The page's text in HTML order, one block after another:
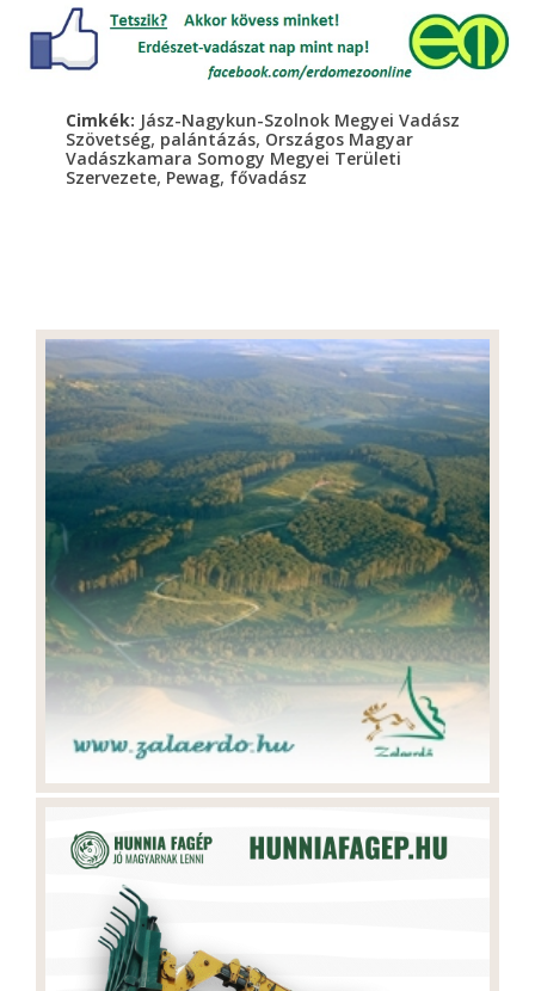
Cimkék: Jász-Nagykun-Szolnok Megyei Vadász
Szövetség, palántázás, Országos Magyar
Vadászkamara Somogy Megyei Területi
Szervezete, Pewag, fővadász